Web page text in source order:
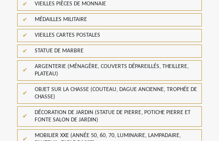
VIEILLES PIÈCES DE MONNAIE
MÉDAILLES MILITAIRE
VIEILLES CARTES POSTALES
STATUE DE MARBRE
ARGENTERIE (MÉNAGÈRE, COUVERTS DÉPAREILLÉS, THEILLERE,
PLATEAU)
OBJET SUR LA CHASSE (COUTEAU, DAGUE ANCIENNE, TROPHÉE DE
CHASSE)
DÉCORATION DE JARDIN (STATUE DE PIERRE, POTICHE PIERRE ET
FONTE SALON DE JARDIN)
MOBILIER XXE (ANNÉE 50, 60, 70, LUMINAIRE, LAMPADAIRE,